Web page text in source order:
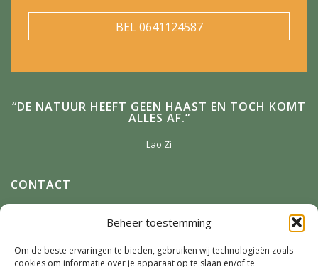
Beheer toestemming
Om de beste ervaringen te bieden, gebruiken wij technologieën zoals
cookies om informatie over je apparaat op te slaan en/of te
BEL0641124587
“DE NATUUR HEEFT GEEN HAAST EN TOCH KOMT
ALLES AF.”
Lao Zi
CONTACT